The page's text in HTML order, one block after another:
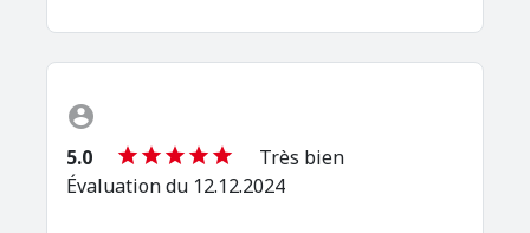
5.0
Très bien
Évaluation du 12.12.2024